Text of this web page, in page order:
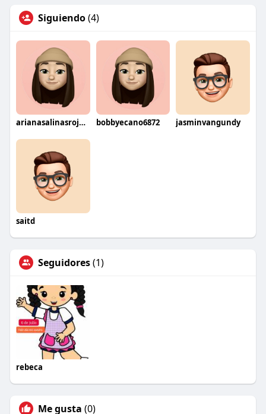
Siguiendo(4)
arianasalinasrojas12 bobbyecano6872 jasminvangundy
saitd
Seguidores(1)
rebeca
Me gusta (0)